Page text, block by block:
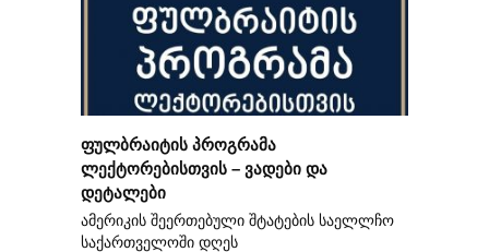
ფულბრაიტის პროგრამა
ლექტორებისთვის – ვადები და
დეტალები
ამერიკის შეერთებული შტატების საელლჩო
საქართველოში დღეს